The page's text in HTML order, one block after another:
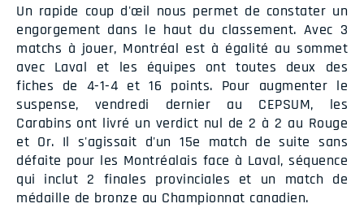
Un rapide coup d'œil nous permet de constater un
engorgement dans le haut du classement. Avec 3
matchs à jouer, Montréal est à égalité au sommet
avec Laval et les équipes ont toutes deux des
fiches de 4-1-4 et 16 points. Pour augmenter le
suspense, vendredi dernier au CEPSUM, les
Carabins ont livré un verdict nul de 2 à 2 au Rouge
et Or. Il s'agissait d'un 15e match de suite sans
défaite pour les Montréalais face à Laval, séquence
qui inclut 2 finales provinciales et un match de
médaille de bronze au Championnat canadien.